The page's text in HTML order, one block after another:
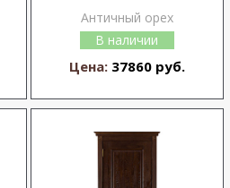
Античный орех
В наличии
Цена: 37860 руб.